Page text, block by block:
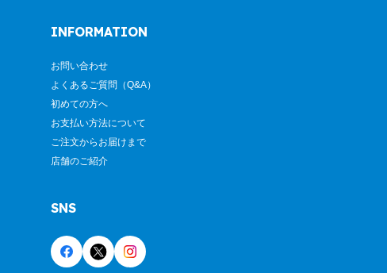
INFORMATION
お問い合わせ
よくあるご質問（Q&A）
初めての方へ
お支払い方法について
ご注文からお届けまで
店舗のご紹介
SNS